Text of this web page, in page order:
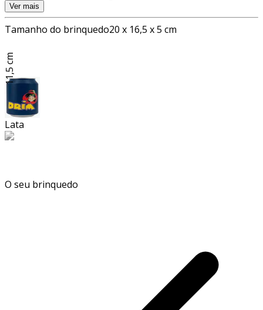
Ver mais
Tamanho do brinquedo20 x 16,5 x 5 cm
11,5 cm
Lata
O seu brinquedo